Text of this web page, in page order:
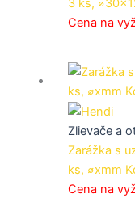
3 ks,
Cena na
Zlievače a
Zarážka s
ks, ⌀xmm
Cena na